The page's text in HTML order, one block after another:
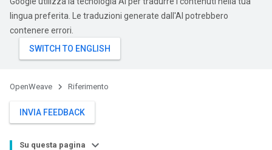
lingua preferita. Le traduzioni generate dall'AI potrebbero
contenere errori.
OpenWeave Riferimento
INVIA FEEDBACK
Su questa pagina